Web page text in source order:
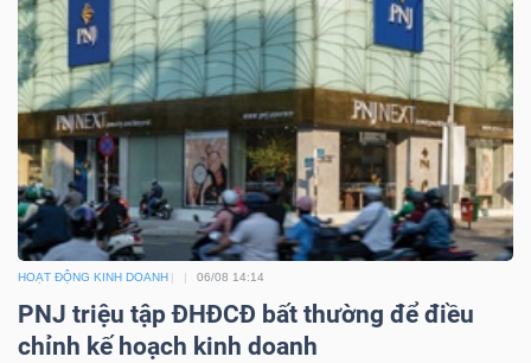
HOẠT ĐỘNG KINH DOANH 06/08 14:14
PNJ triệu tập ĐHĐCĐ bất thường để điều
chỉnh kế hoạch kinh doanh
Mã
chứng
khoán
(-)
Tất cả Cổ phiếu Chỉ số Chứng chỉ quỹ Chứng
Lãnh
đạo
(-)